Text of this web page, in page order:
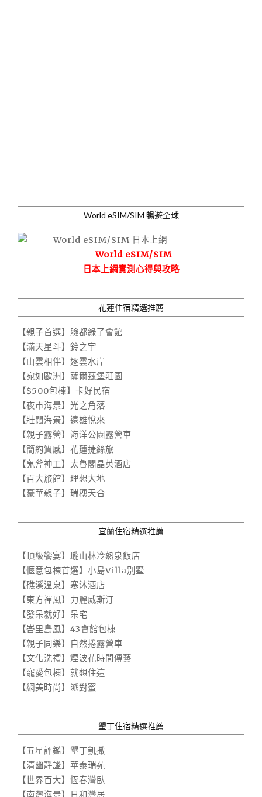
World eSIM/SIM 暢遊全球
World eSIM/SIM
日本上網實測心得與攻略
花蓮住宿精選推薦
【親子首選】臉都綠了會館
【滿天星斗】鈴之宇
【山雲相伴】逐雲水岸
【宛如歐洲】薩爾茲堡莊園
【$500包棟】卡好民宿
【夜市海景】光之角落
【壯闊海景】遠雄悅來
【親子露營】海洋公園露營車
【簡約質感】花蓮捷絲旅
【鬼斧神工】太魯閣晶英酒店
【百大旅館】理想大地
【豪華親子】瑞穗天合
宜蘭住宿精選推薦
【頂級饗宴】瓏山林冷熱泉飯店
【愜意包棟首選】小島Villa別墅
【礁溪溫泉】寒沐酒店
【東方禪風】力麗威斯汀
【發呆就好】呆宅
【峇里島風】43會館包棟
【親子同樂】自然捲露營車
【文化洗禮】煙波花時間傳藝
【寵愛包棟】就想住這
【網美時尚】派對蜜
墾丁住宿精選推薦
【五星評鑑】墾丁凱撒
【清幽靜謐】華泰瑞苑
【世界百大】恆春灣臥
【南灣海景】日和灣居